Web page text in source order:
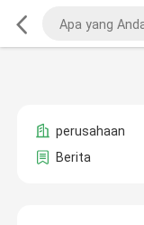
perusahaan
Berita